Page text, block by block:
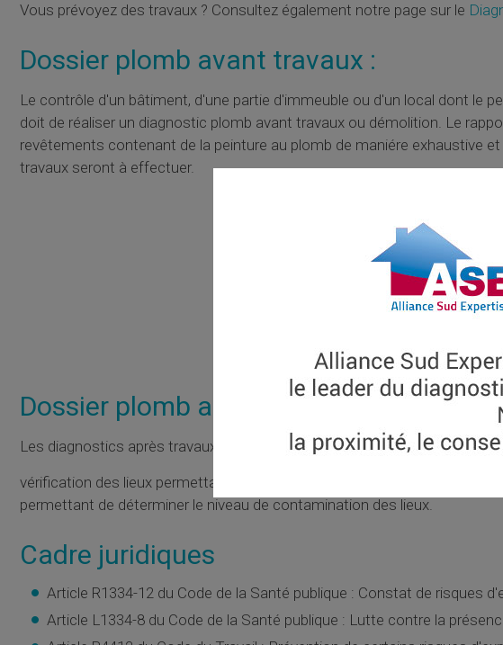
Vous prévoyez des travaux ? Consultez également notre page sur le
Dossier plomb avant travaux :
Le contrôle d'un bâtiment, d'une partie d'immeuble ou d'un local dont le
doit de réaliser un diagnostic plomb avant travaux ou démolition. Le
revêtements contenant de la peinture au plomb de maniére exhaustive
travaux seront à effectuer.
Dossier plomb après travaux :
Les diagnostics après travaux ou réhabilitation prévus à l'article L.1334-3
vérification des lieux permettant de controler la réalisation des travaux
permettant de déterminer le niveau de contamination des lieux.
Cadre juridiques
Article R1334-12 du Code de la Santé publique : Constat de risques
Article L1334-8 du Code de la Santé publique : Lutte contre la